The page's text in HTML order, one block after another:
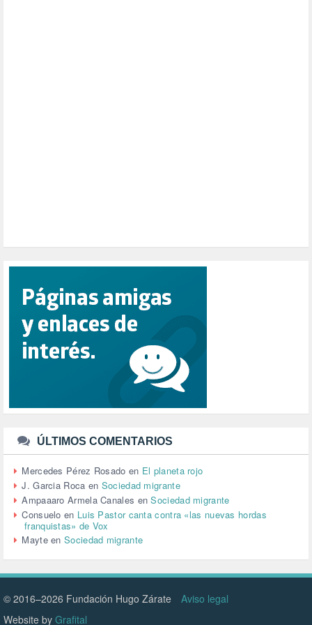
PUERTO DE VALENCIA (1)
RACISMO (1)
RELIGIÓN (114)
REPUBLICA (1)
SALUD (108)
SENSIBILIZACIÓN (576)
SINDICATOS (12)
TTIP (6)
URBANISMO (1)
URBANIZACIÓN (1)
VEJEZ (1)
VENEZUELA (3)
VENEZULA (1)
VIAJES (1)
VIOLENCIA (2)
VIOLENCIA DE GÉNERO (223)
VIVIENDA (9)
VOLODIMIR ZELENSKY (1)
ÚLTIMOS COMENTARIOS
Mercedes Pérez Rosado en El planeta rojo
J. Garcia Roca en Sociedad migrante
Ampaaaro Armela Canales enSociedad migrante
Consuelo en Luis Pastor canta contra «las nuevas hordas
franquistas» de Vox
MayteenSociedad migrante
© 2016–2026 Fundación Hugo Zárate
Aviso legal
Website by Grafital